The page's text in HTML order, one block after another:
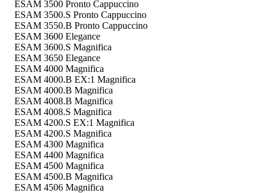
ESAM 3500 Pronto Cappuccino
ESAM 3500.S Pronto Cappuccino
ESAM 3550.B Pronto Cappuccino
ESAM 3600 Elegance
ESAM 3600.S Magnifica
ESAM 3650 Elegance
ESAM 4000 Magnifica
ESAM 4000.B EX:1 Magnifica
ESAM 4000.B Magnifica
ESAM 4008.B Magnifica
ESAM 4008.S Magnifica
ESAM 4200.S EX:1 Magnifica
ESAM 4200.S Magnifica
ESAM 4300 Magnifica
ESAM 4400 Magnifica
ESAM 4500 Magnifica
ESAM 4500.B Magnifica
ESAM 4506 Magnifica